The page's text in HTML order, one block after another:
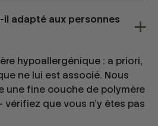
il adapté aux personnes
hypoallergénique : a priori,
ne lui est associé. Nous
une fine couche de polymère
vérifiez que vous n'y êtes pas